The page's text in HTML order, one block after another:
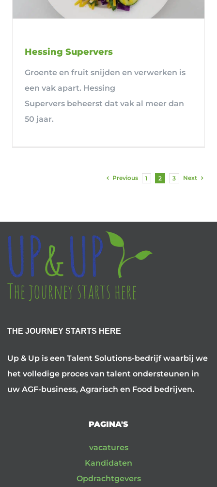
Hessing Supervers
Groente en fruit snijden en verwerken is
een vak apart. Hessing
Supervers beheerst dat vak al meer dan
50 jaar.
Previous 1 2 3 Next
THE JOURNEY STARTS HERE
Up & Up is een Talent Solutions-bedrijf waarbij we
het volledige proces van talent ondersteunen in
uw AGF-business, Agrarisch en Food bedrijven.
PAGINA'S
vacatures
Kandidaten
Opdrachtgevers